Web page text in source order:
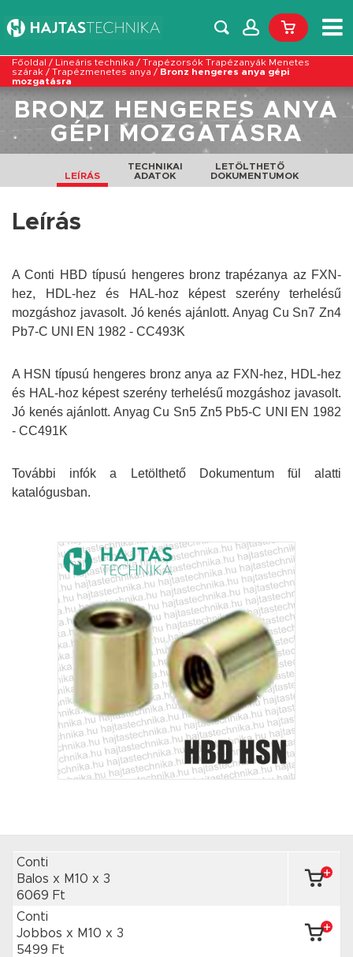
Főoldal / Lineáris technika / Trapézorsók Trapézanyák Menetes
szárak / Trapézmenetes anya / Bronz hengeres anya gépi
mozgatásra
BRONZ HENGERES ANYA
GÉPI MOZGATÁSRA
LEÍRÁS
TECHNIKAI
ADATOK
LETÖLTHETŐ
DOKUMENTUMOK
Leírás
A Conti HBD típusú hengeres bronz trapézanya az FXN-
hez, HDL-hez és HAL-hoz képest szerény terhelésű
mozgáshoz javasolt. Jó kenés ajánlott. Anyag Cu Sn7 Zn4
Pb7-C UNI EN 1982 - CC493K
A HSN típusú hengeres bronz anya az FXN-hez, HDL-hez
és HAL-hoz képest szerény terhelésű mozgáshoz javasolt.
Jó kenés ajánlott. Anyag Cu Sn5 Zn5 Pb5-C UNI EN 1982
- CC491K
További infók a Letölthető Dokumentum fül alatti
katalógusban.
Conti
Balos x M10 x 3
6069 Ft
Conti
Jobbos x M10 x 3
5499 Ft